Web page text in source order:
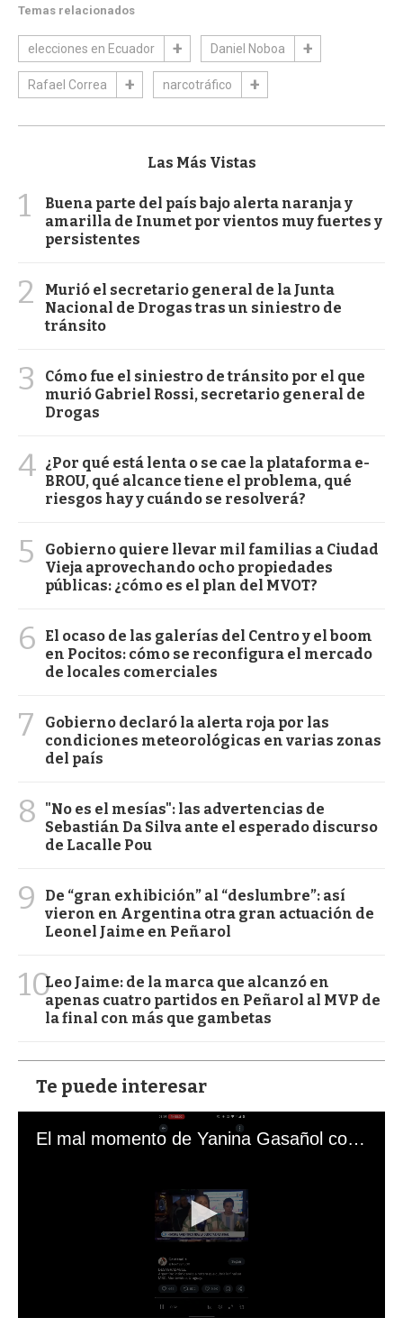
Temas relacionados
elecciones en Ecuador Daniel Noboa
Rafael Correa narcotráfico
Las Más Vistas
1
Buena parte del país bajo alerta naranja y
amarilla de Inumet por vientos muy fuertes y
persistentes
2
Murió el secretario general de la Junta
Nacional de Drogas tras un siniestro de
tránsito
3
Cómo fue el siniestro de tránsito por el que
murió Gabriel Rossi, secretario general de
Drogas
4 ¿Por qué está lenta o se cae la plataforma e-
BROU, qué alcance tiene el problema, qué
riesgos hay y cuándo se resolverá?
5
Gobierno quiere llevar mil familias a Ciudad
Vieja aprovechando ocho propiedades
públicas: ¿cómo es el plan del MVOT?
6
El ocaso de las galerías del Centro y el boom
en Pocitos: cómo se reconfigura el mercado
de locales comerciales
7
Gobierno declaró la alerta roja por las
condiciones meteorológicas en varias zonas
del país
8
"No es el mesías": las advertencias de
Sebastián Da Silva ante el esperado discurso
de Lacalle Pou
9
De “gran exhibición” al “deslumbre”: así
vieron en Argentina otra gran actuación de
Leonel Jaime en Peñarol
10Leo Jaime: de la marca que alcanzó en
apenas cuatro partidos en Peñarol al MVP de
la final con más que gambetas
Te puede interesar
El mal momento de Yanina Gasañol con un hincha argentino en "Subrayado"